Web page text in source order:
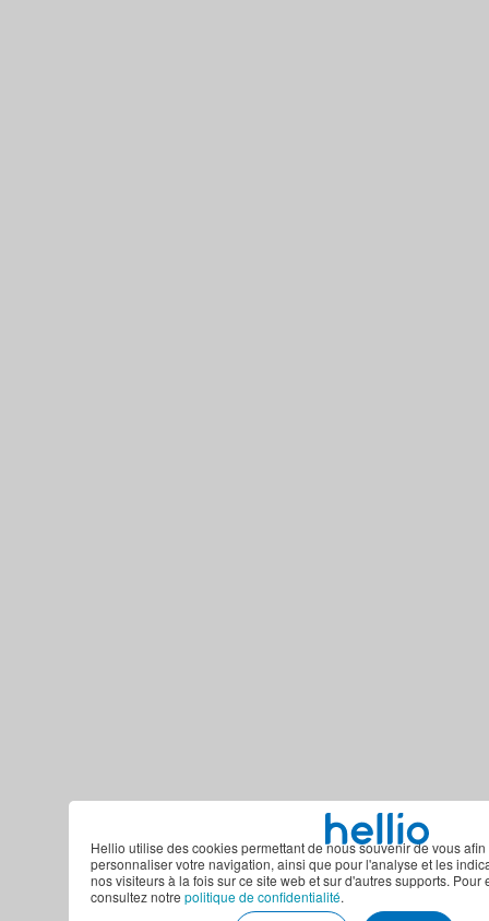
Hellio utilise des cookies permettant de nous souvenir de vous
personnaliser votre navigation, ainsi que pour l'analyse et les
nos visiteurs à la fois sur ce site web et sur d'autres supports. Pour
consultez notre politique de confidentialité.